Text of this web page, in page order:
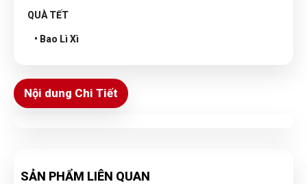
QUÀ TẾT
• Bao Lì Xì
Nội dung Chi Tiết
SẢN PHẨM LIÊN QUAN